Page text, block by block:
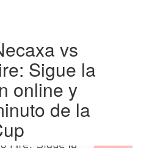
vs
Sigue la
online y
de la